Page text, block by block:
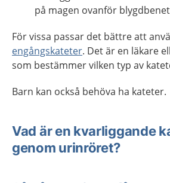
på magen ovanför
För vissa passar det bättre att
engångskateter. Det är en läkare
som bestämmer vilken typ av
Barn kan också behöva ha kateter.
Vad är en kvarliggande
genom urinröret?